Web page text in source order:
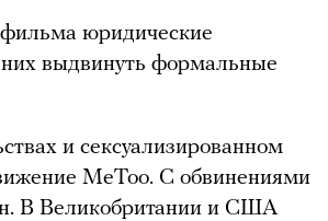
фильма юридические
них выдвинуть формальные
и сексуализированном
MeToo. С обвинениями
В Великобритании и США